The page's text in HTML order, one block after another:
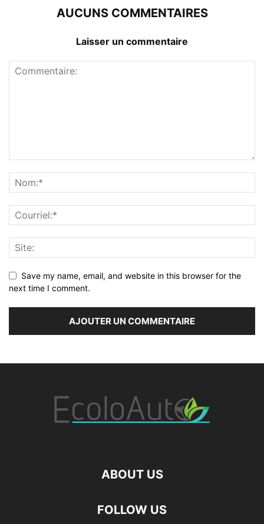
AUCUNS COMMENTAIRES
Laisser un commentaire
Save my name, email, and website in this browser for the
next time I comment.
ABOUT US
FOLLOW US